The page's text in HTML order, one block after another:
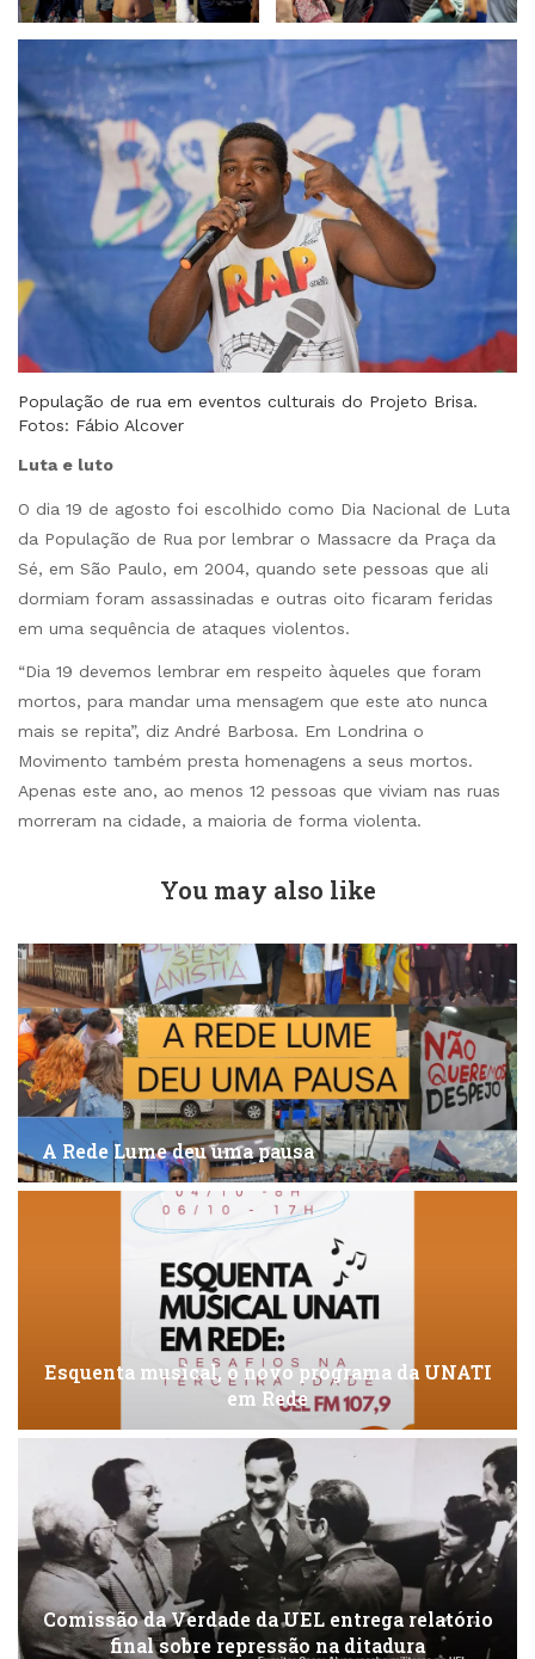
População de rua em eventos culturais do Projeto Brisa.
Fotos: Fábio Alcover
Luta e luto
O dia 19 de agosto foi escolhido como Dia Nacional de Luta
da População de Rua por lembrar o Massacre da Praça da
Sé, em São Paulo, em 2004, quando sete pessoas que ali
dormiam foram assassinadas e outras oito ficaram feridas
em uma sequência de ataques violentos.
“Dia 19 devemos lembrar em respeito àqueles que foram
mortos, para mandar uma mensagem que este ato nunca
mais se repita”, diz André Barbosa. Em Londrina o
Movimento também presta homenagens a seus mortos.
Apenas este ano, ao menos 12 pessoas que viviam nas ruas
morreram na cidade, a maioria de forma violenta.
You may also like
A Rede Lume deu uma pausa
Esquenta musical, o novo programa da UNATI
em Rede
Comissão da Verdade da UEL entrega relatório
final sobre repressão na ditadura